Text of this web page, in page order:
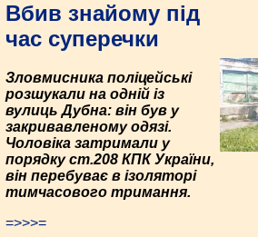
Вбив знайому під
час суперечки
Зловмисника поліцейські
розшукали на одній із
вулиць Дубна: він був у
закривавленому одязі.
Чоловіка затримали у
порядку ст.208 КПК України,
він перебуває в ізоляторі
тимчасового тримання.
=>>>=